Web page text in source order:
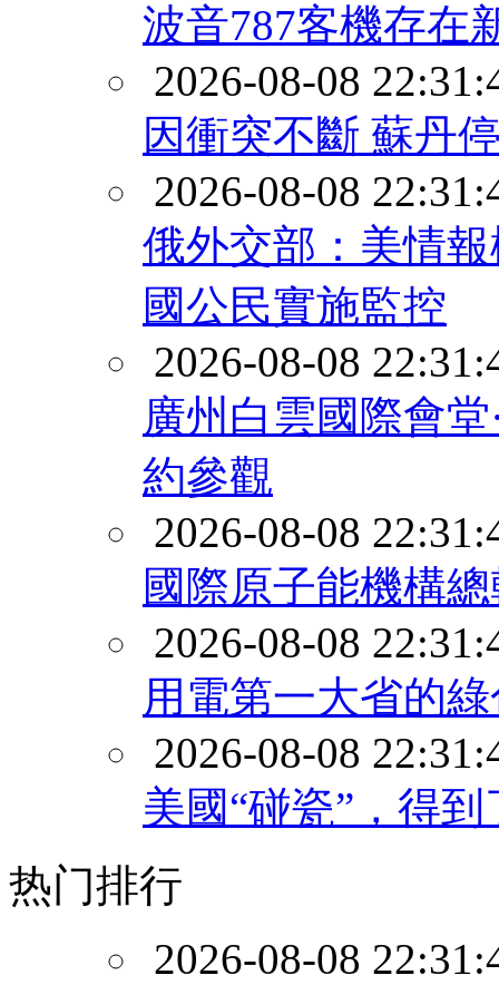
波音787客機存在
2026-08-08
因衝突不斷 蘇丹
2026-08-08
俄外交部：美情
國公民實施監控
2026-08-08
廣州白雲國際會
約參觀
2026-08-08
國際原子能機構
2026-08-08
用電第一大省的
2026-08-08
美國“碰瓷”，得
热门排行
2026-08-08